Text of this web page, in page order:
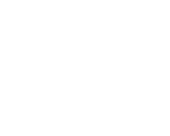
magis eligens affligi
temporalem peccati
maiores divitias
improperium Christi;
Fide reliquit